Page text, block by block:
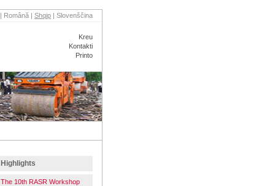
| Română | Shqip | Slovenščina
Kreu
Kontakti
Printo
Highlights
The 10th RASR Workshop